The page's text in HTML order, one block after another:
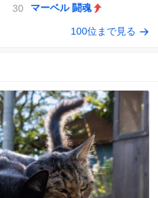
マーベル 闘魂
100位まで見る